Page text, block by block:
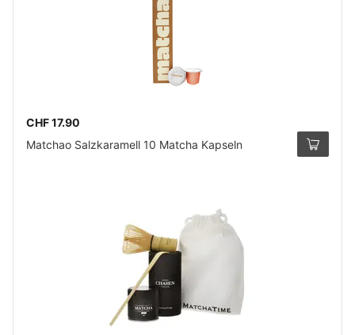
CHF 17.90
Matchao Salzkaramell 10 Matcha Kapseln